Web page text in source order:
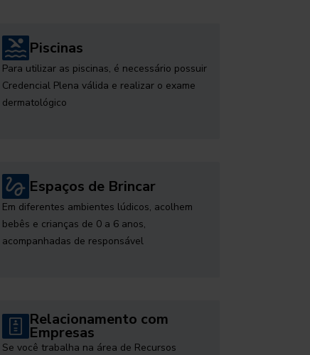
Piscinas
Para utilizar as piscinas, é necessário possuir
Credencial Plena válida e realizar o exame
dermatológico
Espaços de Brincar
Em diferentes ambientes lúdicos, acolhem
bebês e crianças de 0 a 6 anos,
acompanhadas de responsável
Relacionamento com
Empresas
Se você trabalha na área de Recursos